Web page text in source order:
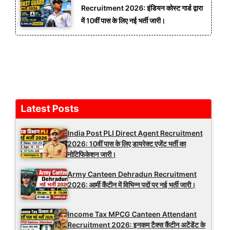
Recruitment 2026: इंडियन कोस्ट गार्ड द्वारा
में 10वीं पास के लिए नई भर्ती जारी।
Latest Posts
India Post PLI Direct Agent Recruitment
2026: 10वीं पास के लिए डायरेक्ट एजेंट भर्ती का
नोटिफिकेशन जारी।
Army Canteen Dehradun Recruitment
2026: आर्मी कैंटीन में विभिन्न पदों पर नई भर्ती जारी।
Income Tax MPCG Canteen Attendant
Recruitment 2026: इनकम टैक्स कैंटीन अटेंडेंट के